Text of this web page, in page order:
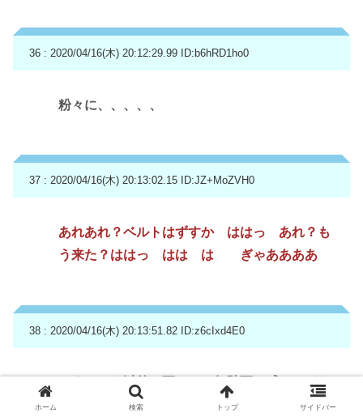
36 : 2020/04/16(木) 20:12:29.99 ID:b6hRD1ho0
粉々に、、、、、
37 : 2020/04/16(木) 20:13:02.15 ID:JZ+MoZVH0
あれあれ？ベルトはずすか ははっ あれ？も
う来た？ははっ はは は ぎゃああああ
38 : 2020/04/16(木) 20:13:51.82 ID:z6cIxd4E0
いまコロナ以外で死ぬのは無駄死に感ハンパな
ホーム 検索 トップ サイドバー